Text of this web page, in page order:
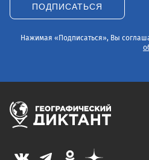
ПОДПИСАТЬСЯ
Нажимая «Подписаться», Вы